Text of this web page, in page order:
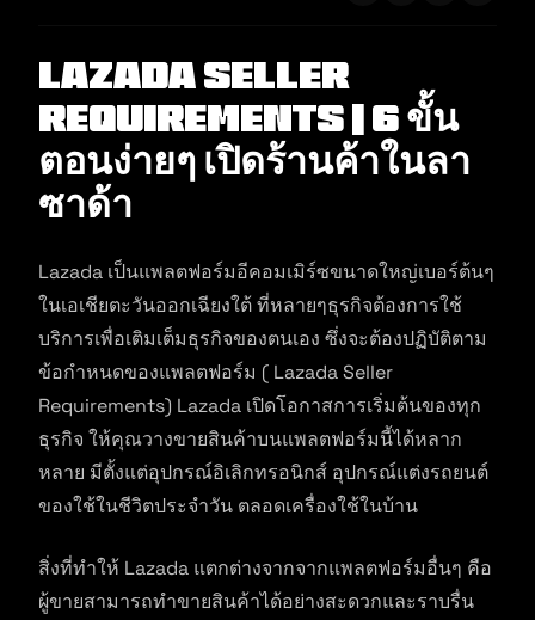
Lazada Seller
Requirements | 6 ขั้น
ตอนง่ายๆ เปิดร้านค้าในลา
ซาด้า
Lazada เป็นแพลตฟอร์มอีคอมเมิร์ซขนาดใหญ่เบอร์ต้นๆ
ในเอเชียตะวันออกเฉียงใต้ ที่หลายๆธุรกิจต้องการใช้
บริการเพื่อเติมเต็มธุรกิจของตนเอง ซึ่งจะต้องปฏิบัติตาม
ข้อกำหนดของแพลตฟอร์ม ( Lazada Seller
Requirements) Lazada เปิดโอกาสการเริ่มต้นของทุก
ธุรกิจ ให้คุณวางขายสินค้าบนแพลตฟอร์มนี้ได้หลาก
หลาย มีตั้งแต่อุปกรณ์อิเลิกทรอนิกส์ อุปกรณ์แต่งรถยนต์
ของใช้ในชีวิตประจำวัน ตลอดเครื่องใช้ในบ้าน
สิ่งที่ทำให้ Lazada แตกต่างจากจากแพลตฟอร์มอื่นๆ คือ
ผู้ขายสามารถทำขายสินค้าได้อย่างสะดวกและราบรื่น